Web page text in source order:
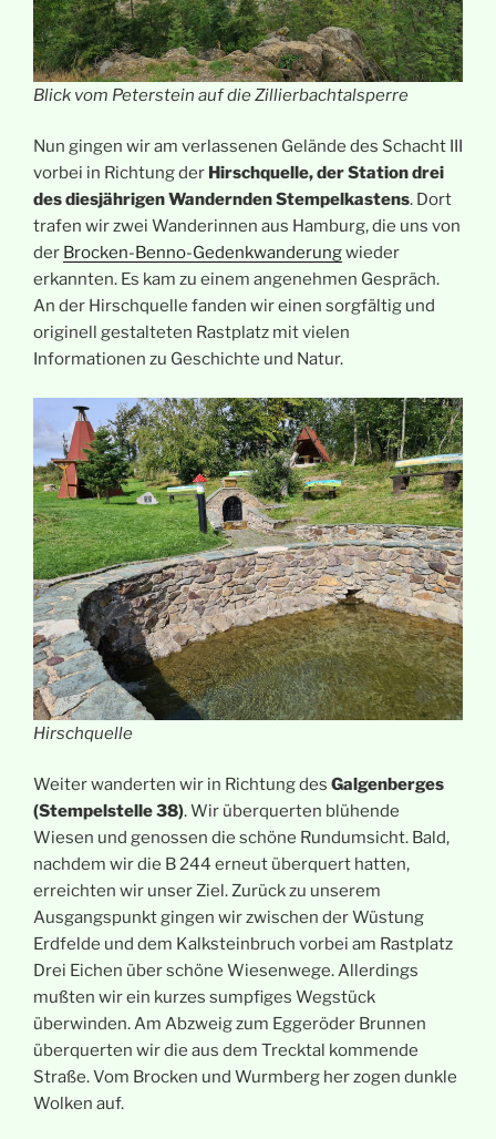
Blick vom Peterstein auf die Zillierbachtalsperre
Nun gingen wir am verlassenen Gelände des Schacht III
vorbei in Richtung der Hirschquelle, der Station drei
des diesjährigen Wandernden Stempelkastens. Dort
trafen wir zwei Wanderinnen aus Hamburg, die uns von
der Brocken-Benno-Gedenkwanderungwieder
erkannten. Es kam zu einem angenehmen Gespräch.
An der Hirschquelle fanden wir einen sorgfältig und
originell gestalteten Rastplatz mit vielen
Informationen zu Geschichte und Natur.
Hirschquelle
Weiter wanderten wir in Richtung des Galgenberges
(Stempelstelle 38). Wir überquerten blühende
Wiesen und genossen die schöne Rundumsicht. Bald,
nachdem wir die B 244 erneut überquert hatten,
erreichten wir unser Ziel. Zurück zu unserem
Ausgangspunkt gingen wir zwischen der Wüstung
Erdfelde und dem Kalksteinbruch vorbei am Rastplatz
Drei Eichen über schöne Wiesenwege. Allerdings
mußten wir ein kurzes sumpfiges Wegstück
überwinden. Am Abzweig zum Eggeröder Brunnen
überquerten wir die aus dem Trecktal kommende
Straße. Vom Brocken und Wurmberg her zogen dunkle
Wolken auf.